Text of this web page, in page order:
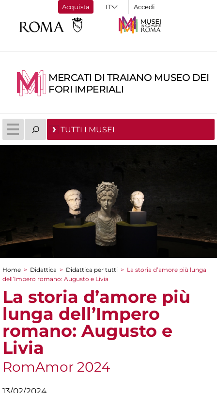
Acquista Accedi
MERCATI DI TRAIANO MUSEO DEI
FORI IMPERIALI
TUTTI I MUSEI
Tu sei qui
Home > Didattica > Didattica per tutti > La storia d’amore più lunga
dell’Impero romano: Augusto e Livia
La storia d’amore più
lunga dell’Impero
romano: Augusto e
Livia
RomAmor 2024
13/02/2024